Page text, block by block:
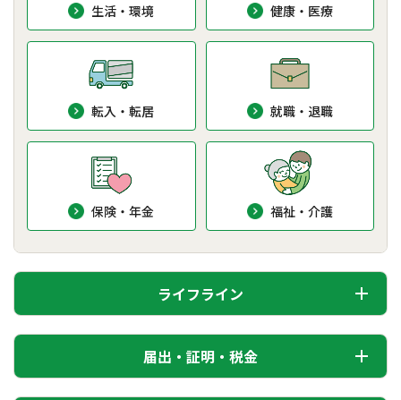
生活・環境 健康・医療
転入・転居 就職・退職
保険・年金 福祉・介護
ライフライン
届出・証明・税金